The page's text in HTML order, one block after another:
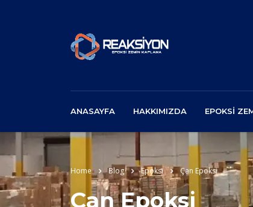
ANASAYFA HAKKIMIZDA EPOKSI
Home Blog Epoksi Çan Epoksi
Çan Epoksi